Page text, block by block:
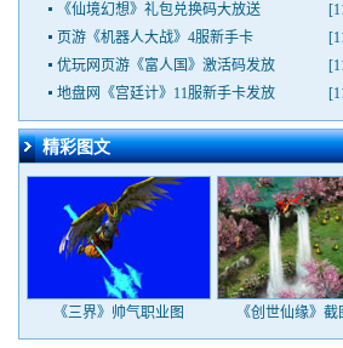
《仙境幻想》礼包兑换码大放送
页游《机器人大战》4服新手卡
优玩网页游《富人国》激活码发放
地盘网《宫廷计》11服新手卡发放
精彩图文
《三界》帅气职业图 《创世仙缘》